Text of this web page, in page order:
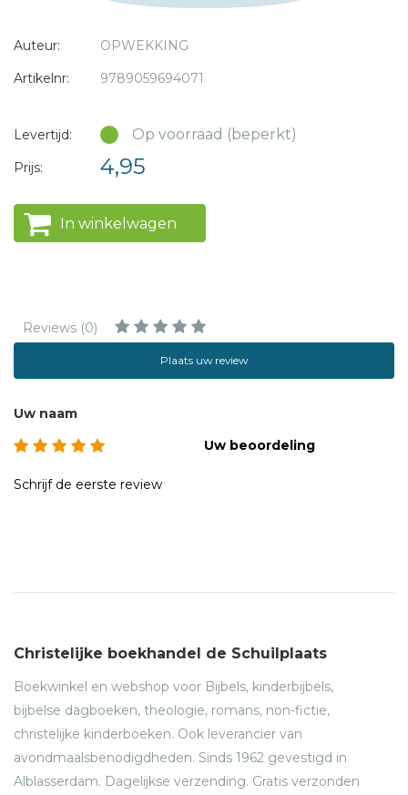
Auteur:
OPWEKKING
Artikelnr:
9789059694071
Levertijd: Op voorraad (beperkt)
Prijs: 4,95
In winkelwagen
Reviews (0)
Plaats uw review
Uw naam
Uw beoordeling
Schrijf de eerste review
Christelijke boekhandel de Schuilplaats
Boekwinkel en webshop voor Bijbels, kinderbijbels,
bijbelse dagboeken, theologie, romans, non-fictie,
christelijke kinderboeken. Ook leverancier van
avondmaalsbenodigdheden. Sinds 1962 gevestigd in
Alblasserdam. Dagelijkse verzending. Gratis verzonden